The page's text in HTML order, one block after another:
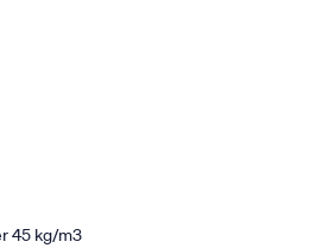
45 kg/m3